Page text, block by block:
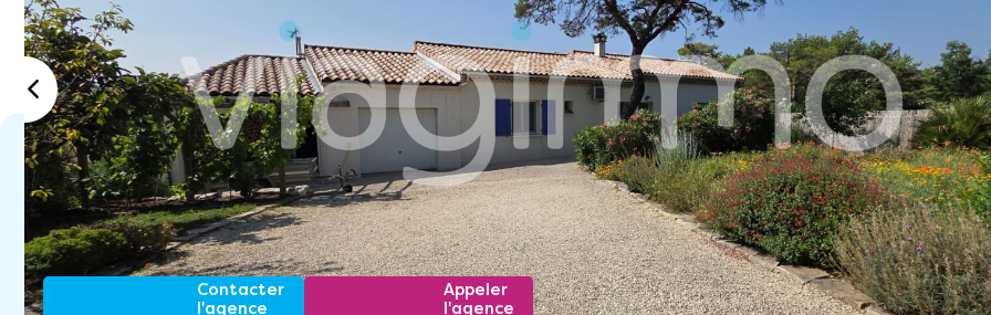
Contacter
l'agence
Appeler
l'agence